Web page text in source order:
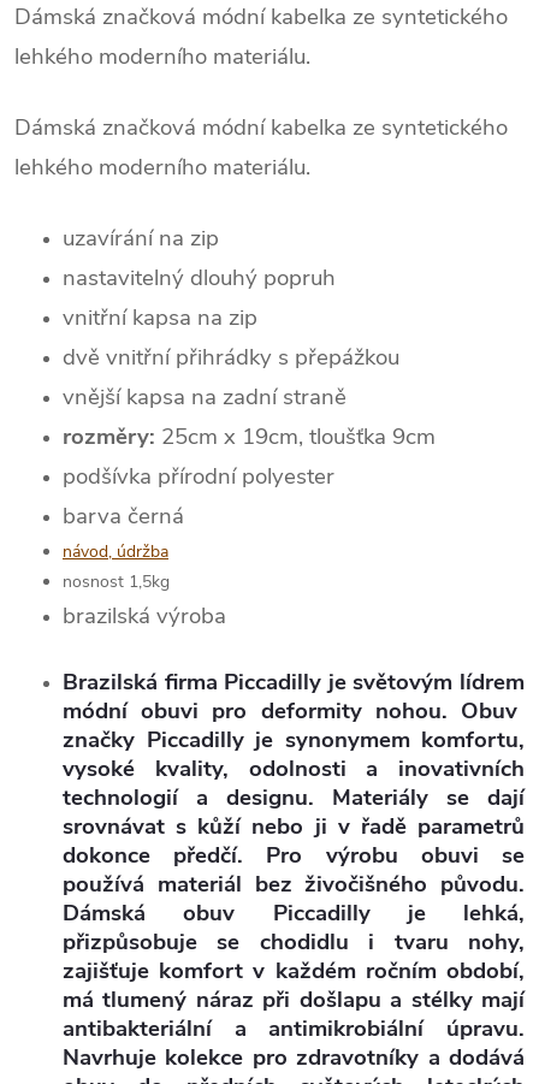
Dámská značková módní kabelka ze syntetického
lehkého moderního materiálu.
Dámská značková módní kabelka ze syntetického
lehkého moderního materiálu.
uzavírání na zip
nastavitelný dlouhý popruh
vnitřní kapsa na zip
dvě vnitřní přihrádky s přepážkou
vnější kapsa na zadní straně
rozměry: 25cm x 19cm, tloušťka 9cm
podšívka přírodní polyester
barva černá
návod, údržba
nosnost 1,5kg
brazilská výroba
Brazilská firma Piccadilly je světovým lídrem
módní obuvi pro deformity nohou. Obuv
značky Piccadilly je synonymem komfortu,
vysoké kvality, odolnosti a inovativních
technologií a designu. Materiály se dají
srovnávat s kůží nebo ji v řadě parametrů
dokonce předčí. Pro výrobu obuvi se
používá materiál bez živočišného původu.
Dámská obuv Piccadilly je lehká,
přizpůsobuje se chodidlu i tvaru nohy,
zajišťuje komfort v každém ročním období,
má tlumený náraz při došlapu a stélky mají
antibakteriální a antimikrobiální úpravu.
Navrhuje kolekce pro zdravotníky a dodává